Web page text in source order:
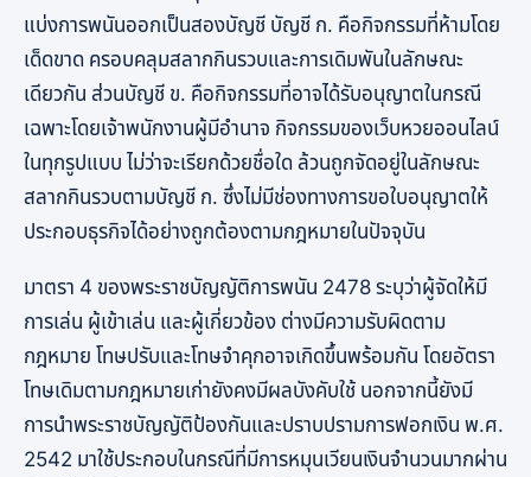
แบ่งการพนันออกเป็นสองบัญชี บัญชี ก. คือกิจกรรมที่ห้ามโดย
เด็ดขาด ครอบคลุมสลากกินรวบและการเดิมพันในลักษณะ
เดียวกัน ส่วนบัญชี ข. คือกิจกรรมที่อาจได้รับอนุญาตในกรณี
เฉพาะโดยเจ้าพนักงานผู้มีอำนาจ กิจกรรมของเว็บหวยออนไลน์
ในทุกรูปแบบ ไม่ว่าจะเรียกด้วยชื่อใด ล้วนถูกจัดอยู่ในลักษณะ
สลากกินรวบตามบัญชี ก. ซึ่งไม่มีช่องทางการขอใบอนุญาตให้
ประกอบธุรกิจได้อย่างถูกต้องตามกฎหมายในปัจจุบัน
มาตรา 4 ของพระราชบัญญัติการพนัน 2478 ระบุว่าผู้จัดให้มี
การเล่น ผู้เข้าเล่น และผู้เกี่ยวข้อง ต่างมีความรับผิดตาม
กฎหมาย โทษปรับและโทษจำคุกอาจเกิดขึ้นพร้อมกัน โดยอัตรา
โทษเดิมตามกฎหมายเก่ายังคงมีผลบังคับใช้ นอกจากนี้ยังมี
การนำพระราชบัญญัติป้องกันและปราบปรามการฟอกเงิน พ.ศ.
2542 มาใช้ประกอบในกรณีที่มีการหมุนเวียนเงินจำนวนมากผ่าน